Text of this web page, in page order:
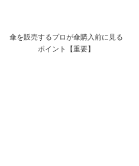
傘を販売するプロが傘購入前に見る
ポイント【重要】